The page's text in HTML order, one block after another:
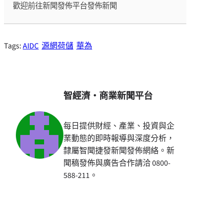
歡迎前往新聞發佈平台發佈新聞
Tags:AIDC 源網荷儲 華為
智經濟・商業新聞平台
每日提供財經、產業、投資與企
業動態的即時報導與深度分析，
隸屬智聞捷發新聞發佈網絡。新
聞稿發佈與廣告合作請洽 0800-
588-211。